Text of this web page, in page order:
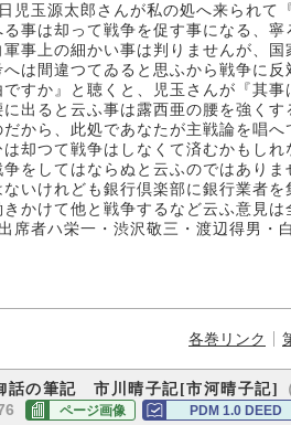
児玉源太郎さんが私の処へ来られて
事は却って戦争を促す事になる、
事上の細かい事は判りませんが、
へは間違つてゐると思ふから戦争に
ですか』と聴くと、児玉さんが『其
出ると云ふ事は露西亜の腰を強く
から、此処であなたが主戦論を唱
却つて戦争はしなくて済むかもし
争をしてはならぬと云ふのではあり
ないけれども銀行倶楽部に銀行業
きかけて他と戦争するなど云ふ意見
ハ栄一・渋沢敬三・渡辺得男・白
各巻リンク
話の筆記 市川晴子記[市河晴子記]
ページ画像 PDM 1.0 DEED